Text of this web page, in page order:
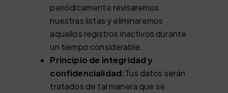
periódicamente revisaremos
nuestras listas y eliminaremos
aquellos registros inactivos durante
un tiempo considerable.
Principio de integridad y
confidencialidad:Tus datos serán
tratados de tal manera que se